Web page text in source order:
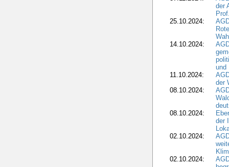
der
25.10.2024:
14.10.2024:
und
11.10.2024:
der
08.10.2024:
08.10.2024:
der
02.10.2024:
02.10.2024: